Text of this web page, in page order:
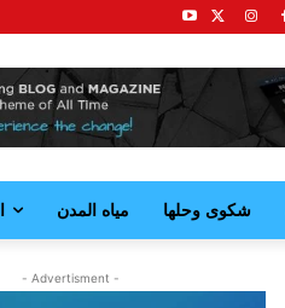
شكوى وحلها مياه المدن
- Advertisment -